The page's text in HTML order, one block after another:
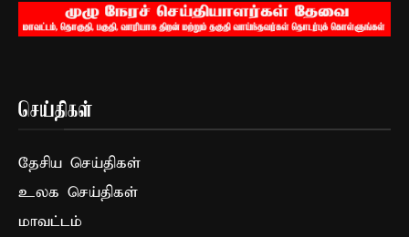
செய்திகள்
தேசிய செய்திகள்
உலக செய்திகள்
மாவட்டம்